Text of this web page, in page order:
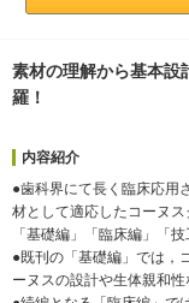
素材の理解から基本設
羅！
内容紹介
●歯科界にて長く臨床応用
材として適応したコーヌ
「基礎編」「臨床編」「
●既刊の「基礎編」では，
ーヌスの設計や生体親和